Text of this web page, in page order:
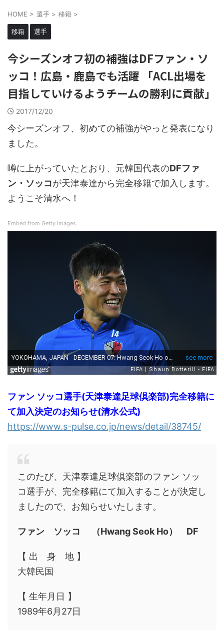
HOME > 選手 > 移籍 >
移籍 選手
今シーズンオフ初の補強はDFファン・ソ
ッコ！広島・鹿島でも活躍 「ACL出場を
目指していけるようチームの勝利に貢献」
2017/12/20
今シーズンオフ、初めての補強がやっと発表になり
ました。
噂に上がっていたとおり、元韓国代表のDFファ
ン・ソッコが天津泰達から完全移籍で加入します。
ようこそ清水へ！
Embed from Getty Images
ファン ソッコ選手(天津泰達足球倶楽部)完全移籍に
て加入決定のお知らせ(清水公式)
https://www.s-pulse.co.jp/news/detail/38745/
このたび、天津泰達足球倶楽部のファン ソッ
コ選手が、完全移籍にて加入することが決定し
ましたので、お知らせいたします。
ファン ソッコ （Hwang Seok Ho） DF
【 出 身 地 】
大韓民国
【 生年月日 】
1989年6月27日